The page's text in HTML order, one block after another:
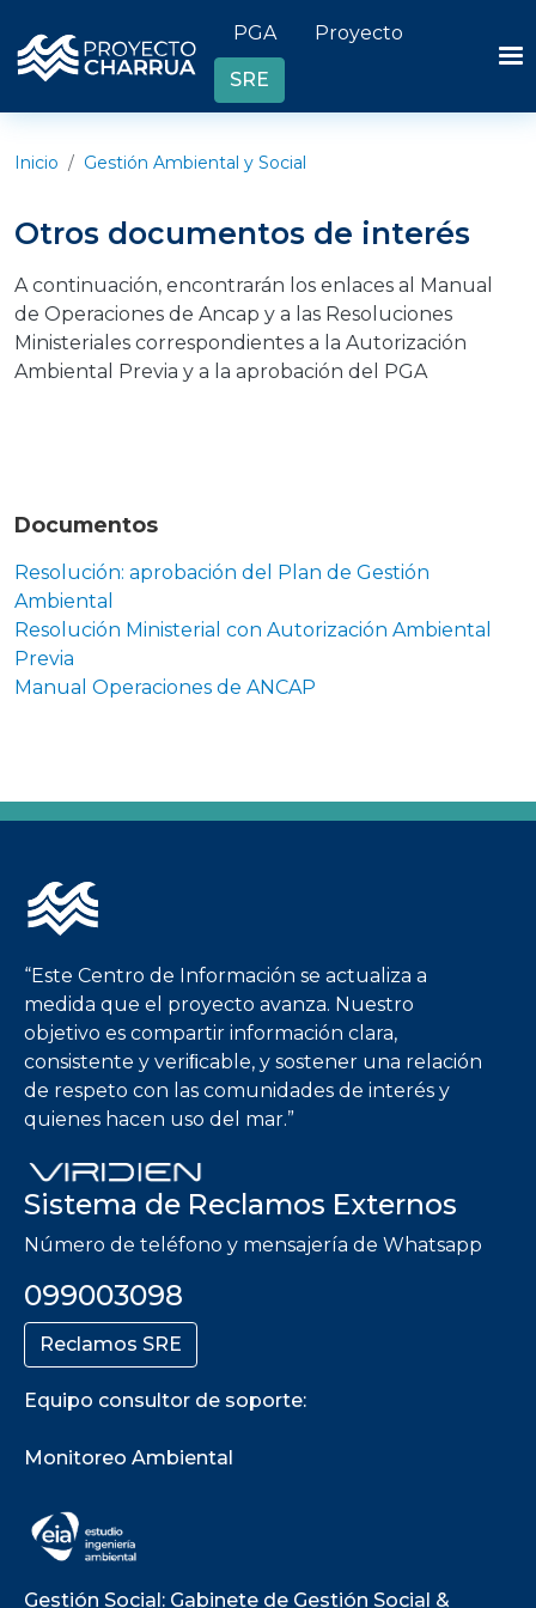
Header links
PGA Proyecto
SRE
Inicio Gestión Ambiental y Social
Otros documentos de interés
A continuación, encontrarán los enlaces al Manual
de Operaciones de Ancap y a las Resoluciones
Ministeriales correspondientes a la Autorización
Ambiental Previa y a la aprobación del PGA
Documentos
Resolución: aprobación del Plan de Gestión
Ambiental
Resolución Ministerial con Autorización Ambiental
Previa
Manual Operaciones de ANCAP
Imagen
“Este Centro de Información se actualiza a
medida que el proyecto avanza. Nuestro
objetivo es compartir información clara,
consistente y veriﬁcable, y sostener una relación
de respeto con las comunidades de interés y
quienes hacen uso del mar.”
Sistema de Reclamos Externos
Número de teléfono y mensajería de Whatsapp
099003098
Reclamos SRE
Equipo consultor de soporte:
Monitoreo Ambiental
Gestión Social: Gabinete de Gestión Social &